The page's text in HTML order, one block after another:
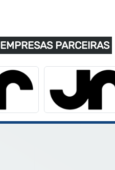
EMPRESAS PARCEIRAS